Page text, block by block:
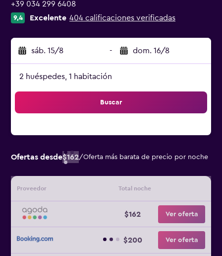
+39 034 299 6408
9,4 Excelente 404 calificaciones verificadas
sáb. 15/8 - dom. 16/8
2 huéspedes, 1 habitación
Buscar
Ofertas desde$162/Oferta más barata de precio por noche
Proveedor Total noche
$162 Ver oferta
$200 Ver oferta